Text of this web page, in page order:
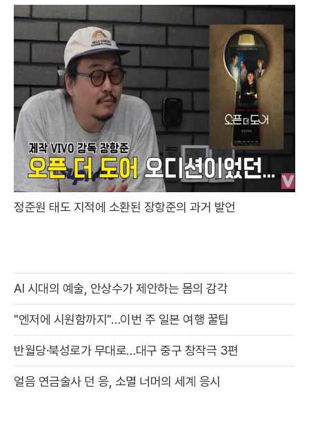
정준원 태도 지적에 소환된 장항준의 과거 발언
AI 시대의 예술, 안상수가 제안하는 몸의 감각
"엔저에 시원함까지"…이번 주 일본 여행 꿀팁
반월당·북성로가 무대로…대구 중구 창작극 3편
얼음 연금술사 던 응, 소멸 너머의 세계 응시